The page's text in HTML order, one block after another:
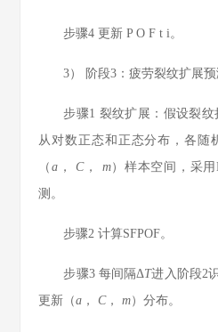
步骤4 更新 P O F t i 。
3） 阶段3：疲劳裂纹扩展预
步骤1 裂纹扩展：假设裂纹
从对数正态和正态分布，各随
（a ，C， m）样本空间，采
测。
步骤2 计算SFPOF。
步骤3每间隔ΔT进入阶段2
更新（a ，C，m）分布。